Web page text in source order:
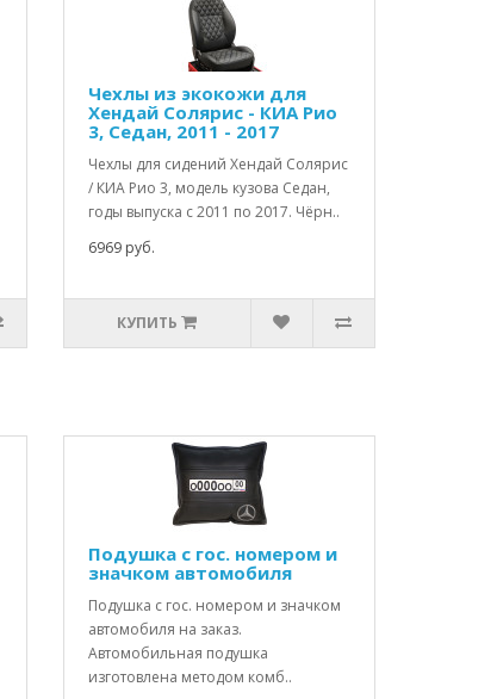
Чехлы из экокожи для
Хендай Солярис - КИА Рио
3, Седан, 2011 - 2017
Чехлы для сидений Хендай Солярис
/ КИА Рио 3, модель кузова Седан,
годы выпуска с 2011 по 2017. Чёрн..
6969 руб.
КУПИТЬ
Подушка с гос. номером и
значком автомобиля
Подушка с гос. номером и значком
автомобиля на заказ.
Автомобильная подушка
изготовлена методом комб..